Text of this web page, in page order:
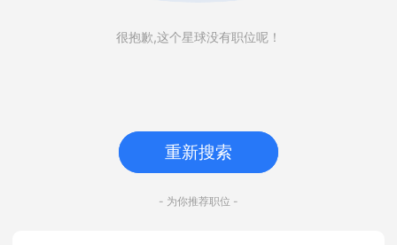
很抱歉,这个星球没有职位呢！
重新搜索
- 为你推荐职位 -